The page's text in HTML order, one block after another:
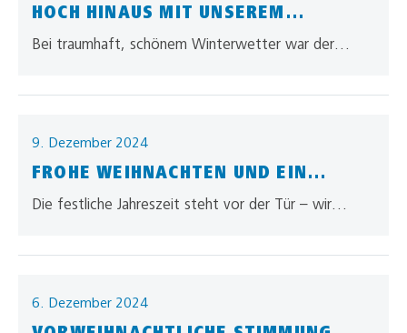
HOCH HINAUS MIT UNSEREM
HEISSLUFTBALLON!
Bei traumhaft, schönem Winterwetter war der
unterwegs. Genießen Sie die tollen Bilder. Allgaier –
9. Dezember 2024
FROHE WEIHNACHTEN UND EIN
GESUNDES NEUES JAHR
Die festliche Jahreszeit steht vor der Tür – wir
Adventszeit, frohe Weihnachten und…
6. Dezember 2024